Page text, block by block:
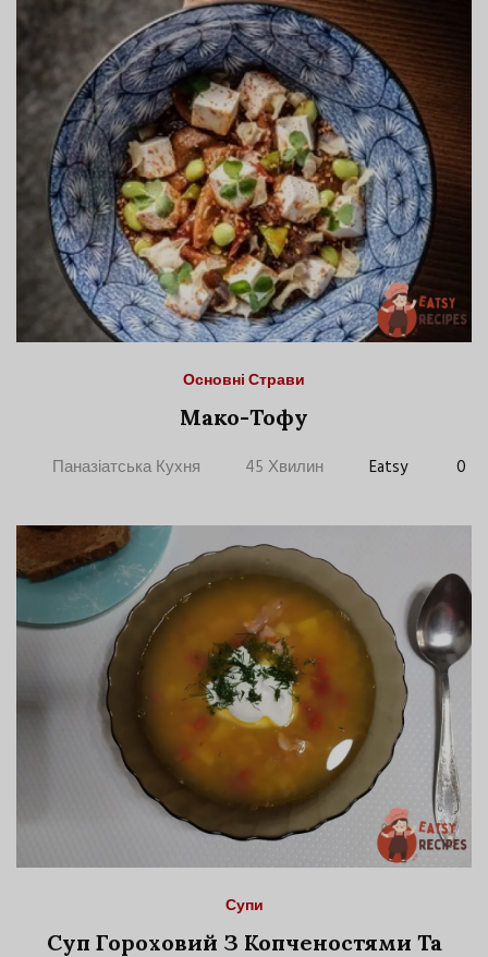
Основні Страви
Мако-Тофу
Паназіатська Кухня 45 Хвилин Eatsy 0
Супи
Суп Гороховий З Копченостями Та